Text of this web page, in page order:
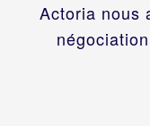
Actoria nous